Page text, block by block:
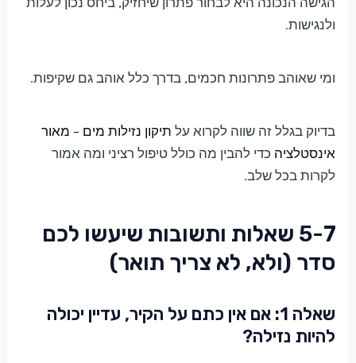
ולנגישות.
ומי שאוהב פתרונות חכמים, בדרך כלל אוהב גם שקיפות.
בדיוק בגלל זה שווה לקרוא על תיקון נזילות מים – מאור
אינסטלציה כדי להבין מה כולל טיפול רציני ומה אמור
לקרות בכל שלב.
5-7 שאלות ותשובות שיעשו לכם
סדר (ולא, לא צריך תואר)
שאלה 1: אם אין כתם על הקיר, עדיין יכולה
להיות נזילה?